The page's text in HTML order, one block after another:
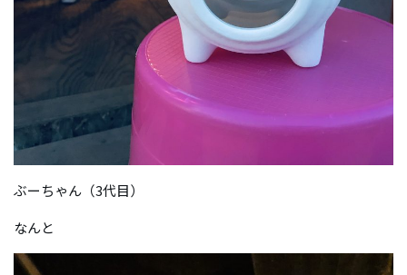
ぶーちゃん（3代目）
なんと